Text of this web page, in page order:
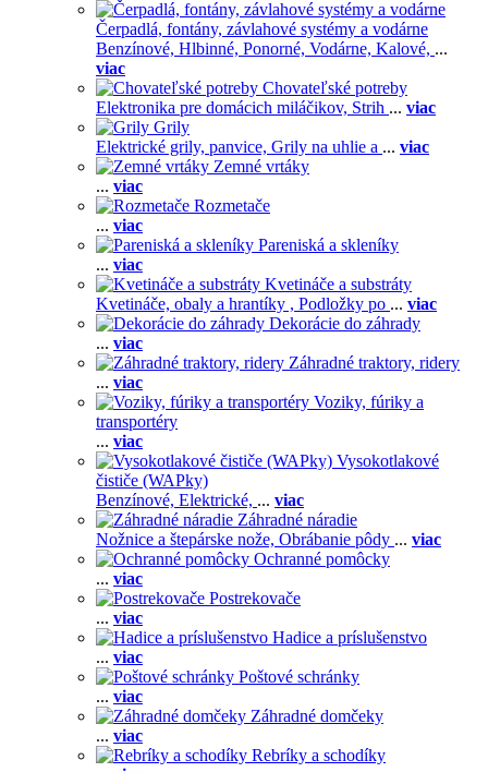
Čerpadlá, fontány, závlahové systémy a vodárne
Benzínové, Hlbinné, Ponorné, Vodárne, Kalové, ...
viac
Chovateľské potreby
Elektronika pre domácich miláčikov, Strih ... viac
Grily
Elektrické grily, panvice, Grily na uhlie a ... viac
Zemné vrtáky
... viac
Rozmetače
... viac
Pareniská a skleníky
... viac
Kvetináče a substráty
Kvetináče, obaly a hrantíky , Podložky po ... viac
Dekorácie do záhrady
... viac
Záhradné traktory, ridery
... viac
Voziky, fúriky a
transportéry
... viac
Vysokotlakové
čističe (WAPky)
Benzínové, Elektrické, ... viac
Záhradné náradie
Nožnice a štepárske nože, Obrábanie pôdy ... viac
Ochranné pomôcky
... viac
Postrekovače
... viac
Hadice a príslušenstvo
... viac
Poštové schránky
... viac
Záhradné domčeky
... viac
Rebríky a schodíky